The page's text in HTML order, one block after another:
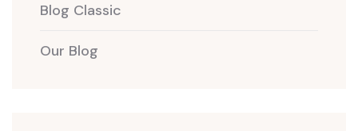
Blog Classic
Our Blog